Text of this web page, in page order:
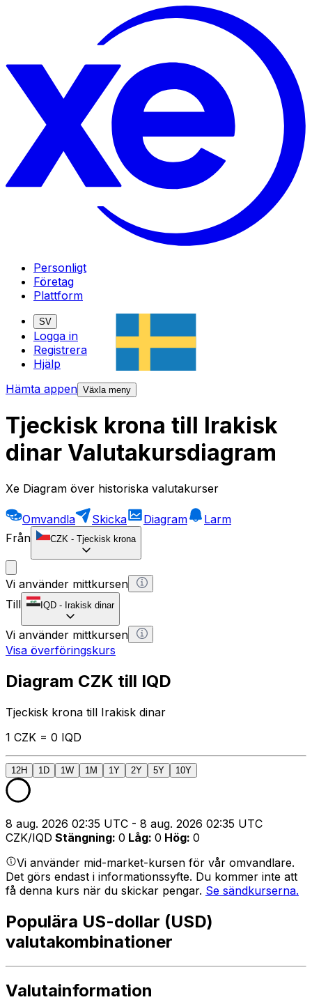
Personligt
Företag
Plattform
SV
Logga in
Registrera
Hjälp
Hämta appen Växla meny
Tjeckisk krona till Irakisk
dinar Valutakursdiagram
Xe Diagram över historiska valutakurser
Omvandla Skicka Diagram
Larm
Från
CZK - Tjeckisk krona
Vi använder mittkursen
Till
IQD - Irakisk dinar
Vi använder mittkursen
Visa överföringskurs
Diagram CZK till IQD
Tjeckisk krona till Irakisk dinar
1 CZK = 0 IQD
12H 1D 1W 1M 1Y 2Y 5Y 10Y
8 aug. 2026 02:35 UTC - 8 aug. 2026 02:35 UTC
CZK/IQD Stängning: 0 Låg: 0 Hög: 0
Vi använder mid-market-kursen för vår omvandlare.
Det görs endast i informationssyfte. Du kommer inte att
få denna kurs när du skickar pengar. Se sändkurserna.
Populära US-dollar (USD)
valutakombinationer
Valutainformation